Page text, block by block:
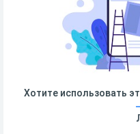
Хотите использовать